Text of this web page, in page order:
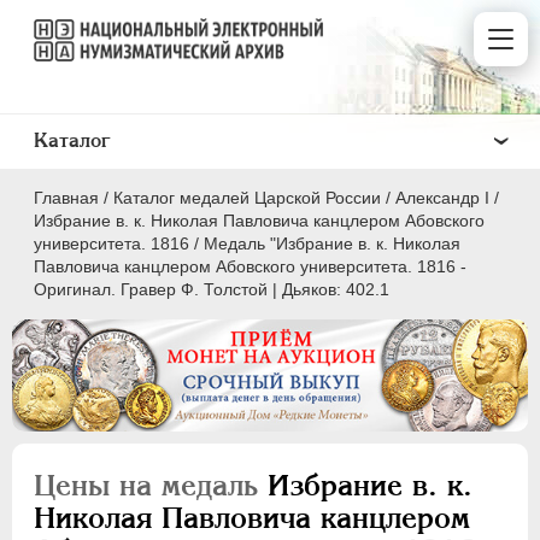
Главная / Каталог медалей Царской России / Александр I /
Избрание в. к. Николая Павловича канцлером Абовского
университета. 1816 / Медаль "Избрание в. к. Николая
Павловича канцлером Абовского университета. 1816 -
Оригинал. Гравер Ф. Толстой | Дьяков: 402.1
Цены на медаль Избрание в. к.
Николая Павловича канцлером
Каталог
ВСЕ
ПEТР I 1699-1725
ЕКАТЕРИНА I 1725-1727
АННА ИОАННОВНА 1730-1740
ИОАНН АНТОНОВИЧ 1740-1741